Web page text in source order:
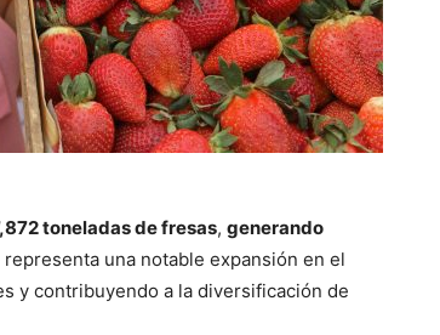
toneladas de fresas, generando
una notable expansión en el
y contribuyendo a la diversificación de